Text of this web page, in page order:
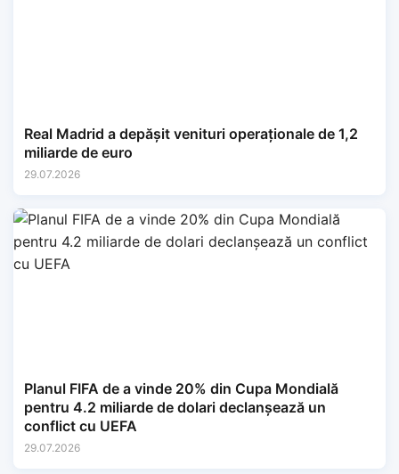
Real Madrid a depășit venituri operaționale de 1,2
miliarde de euro
29.07.2026
Planul FIFA de a vinde 20% din Cupa Mondială
pentru 4.2 miliarde de dolari declanșează un
conflict cu UEFA
29.07.2026